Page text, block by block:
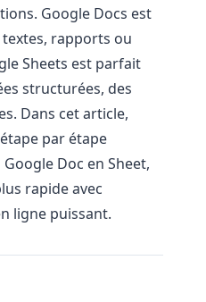
Google Docs est
rapports ou
Sheets est parfait
structurées, des
Dans cet article,
par étape
Doc en Sheet,
rapide avec
ligne puissant.